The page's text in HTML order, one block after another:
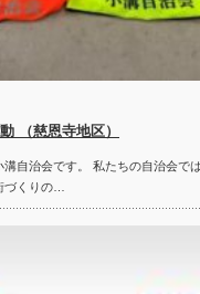
（慈恩寺地区）
自治会です。 私たちの自治会で
づくりの…